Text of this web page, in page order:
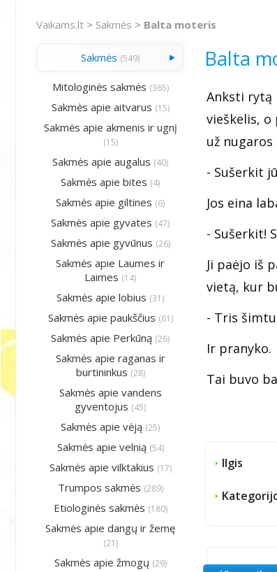
Vaikams.lt > Sakmės > Balta moteris
Sakmės (549)
Mitologinės sakmės (365)
Sakmės apie aitvarus (15)
Sakmės apie akmenis ir ugnį
(15)
Sakmės apie augalus (40)
Sakmės apie bites (4)
Sakmės apie giltines (6)
Sakmės apie gyvates (47)
Sakmės apie gyvūnus (26)
Sakmės apie Laumes ir
Laimes (14)
Sakmės apie lobius (31)
Sakmės apie paukščius (61)
Sakmės apie Perkūną (26)
Sakmės apie raganas ir
burtininkus (28)
Sakmės apie vandens
gyventojus (45)
Sakmės apie vėją (25)
Sakmės apie velnią (54)
Sakmės apie vilktakius (17)
Trumpos sakmės (289)
Etiologinės sakmės (180)
Sakmės apie dangų ir žemę
(21)
Sakmės apie žmogų (29)
Balta
Anksti rytą
vieškelis, o
už
- Sušerkit
Jos eina
- Sušerkit!
Ji paėjo iš
vietą, kur
- Tris
Ir pranyko.
Tai buvo
Ilgis